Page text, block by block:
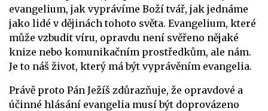
evangelium, jak vyprávíme Boží tvář, jak jednáme
jako lidé v dějinách tohoto světa. Evangelium, které
může vzbudit víru, opravdu není svěřeno nějaké
knize nebo komunikačním prostředkům, ale nám.
Je to náš život, který má být vyprávěním evangelia.
Právě proto Pán Ježíš zdůrazňuje, že opravdové a
účinné hlásání evangelia musí být doprovázeno